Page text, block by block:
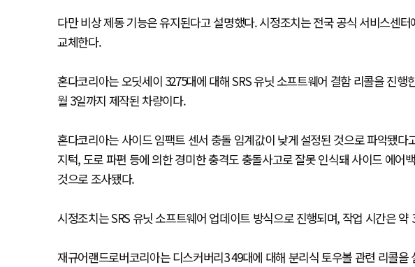
다만 비상 제동 기능은 유지된다고 설명했다. 시정조치는 전국 공식 서비스센
교체한다.
혼다코리아는 오딧세이 3275대에 대해 SRS 유닛 소프트웨어 결함 리콜을 진행
월 3일까지 제작된 차량이다.
혼다코리아는 사이드 임팩트 센서 충돌 임계값이 낮게 설정된 것으로 파악됐
지턱, 도로 파편 등에 의한 경미한 충격도 충돌사고로 잘못 인식돼 사이드 에어
것으로 조사됐다.
시정조치는 SRS 유닛 소프트웨어 업데이트 방식으로 진행되며, 작업 시간은 약
재규어랜드로버코리아는 디스커버리3 49대에 대해 분리식 토우볼 관련 리콜을